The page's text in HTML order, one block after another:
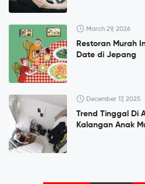
March 29, 2026
Restoran Murah
Date di Jepang
December 17, 2025
Trend Tinggal Di
Kalangan Anak